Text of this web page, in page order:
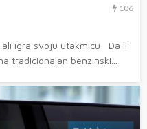
106
ali igra svoju utakmicu Da li
tradicionalan benzinski...